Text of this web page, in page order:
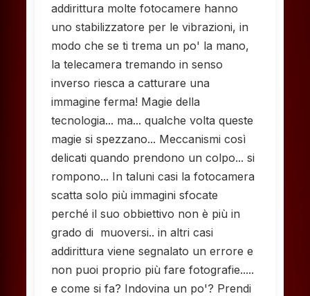
addirittura molte fotocamere hanno
uno stabilizzatore per le vibrazioni, in
modo che se ti trema un po' la mano,
la telecamera tremando in senso
inverso riesca a catturare una
immagine ferma! Magie della
tecnologia... ma... qualche volta queste
magie si spezzano... Meccanismi così
delicati quando prendono un colpo... si
rompono... In taluni casi la fotocamera
scatta solo più immagini sfocate
perché il suo obbiettivo non è più in
grado di muoversi.. in altri casi
addirittura viene segnalato un errore e
non puoi proprio più fare fotografie.....
e come si fa? Indovina un po'? Prendi